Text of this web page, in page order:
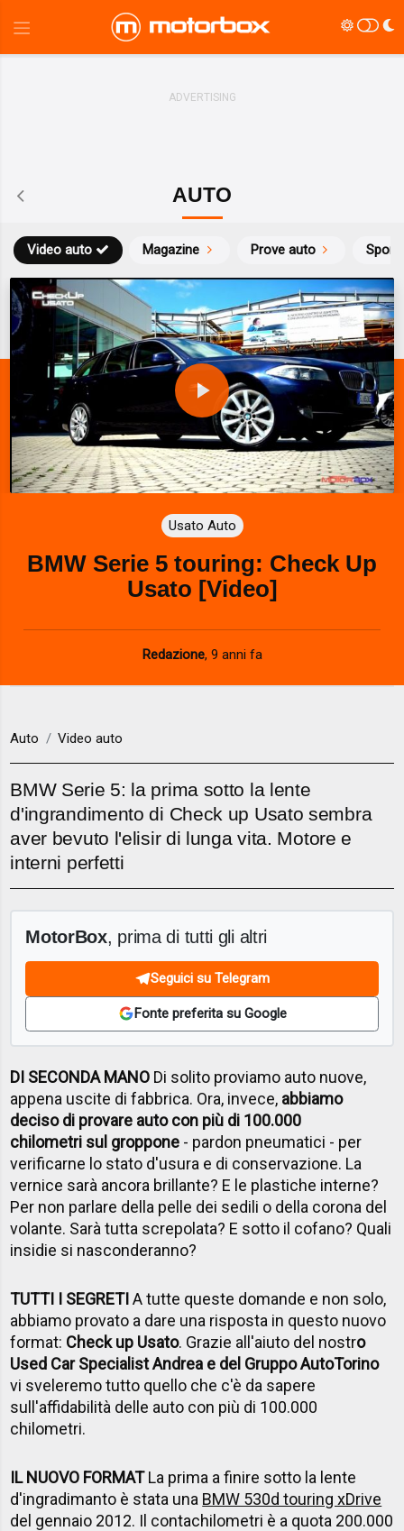
AUTO
Magazine Prove auto
Video auto Sport
P
l
a
y
V
d
e
Usato Auto
BMW Serie 5 touring: Check Up
Usato [Video]
Redazione, 9 anni fa
Auto Video auto
BMW Serie 5: la prima sotto la lente
d'ingrandimento di Check up Usato sembra
aver bevuto l'elisir di lunga vita. Motore e
interni perfetti
MotorBox, prima di tutti gli altri
Seguici su Telegram
Fonte preferita su Google
DI SECONDA MANO Di solito proviamo auto nuove,
appena uscite di fabbrica. Ora, invece, abbiamo
deciso di provare auto con più di 100.000
chilometri sul groppone - pardon pneumatici - per
verificarne lo stato d'usura e di conservazione. La
vernice sarà ancora brillante? E le plastiche interne?
Per non parlare della pelle dei sedili o della corona del
volante. Sarà tutta screpolata? E sotto il cofano? Quali
insidie si nasconderanno?
TUTTI I SEGRETI A tutte queste domande e non solo,
abbiamo provato a dare una risposta in questo nuovo
format: Check up Usato. Grazie all'aiuto del nostro
Used Car Specialist Andrea e del Gruppo AutoTorino
vi sveleremo tutto quello che c'è da sapere
sull'affidabilità delle auto con più di 100.000
chilometri.
IL NUOVO FORMATLa prima a finire sotto la lente
d'ingradimanto è stata una BMW 530d touring xDrive
del gennaio 2012. Il contachilometri è a quota 200.000